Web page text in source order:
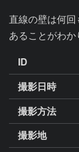
直線の壁は何
あることがわか
ID
撮影日時
撮影方法
撮影地